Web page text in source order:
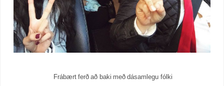
Frábært ferð að baki með dásamlegu fólki